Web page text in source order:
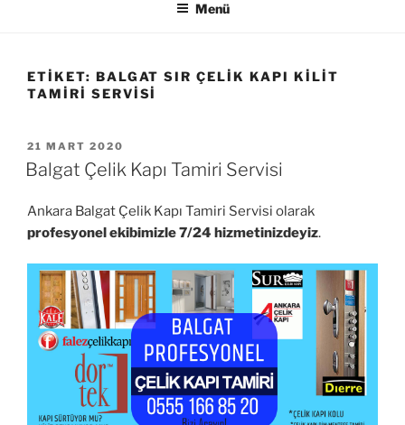
Menü
ETIKET: BALGAT SIR ÇELIK KAPI KILIT
TAMIRI SERVISI
YAYIM
TARIHI
21 MART 2020
Balgat Çelik Kapı Tamiri Servisi
Ankara Balgat Çelik Kapı Tamiri Servisi olarak
profesyonel ekibimizle 7/24 hizmetinizdeyiz.